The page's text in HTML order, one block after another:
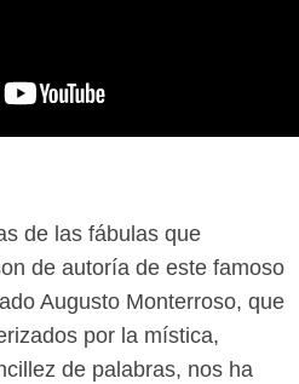
de las fábulas que
de autoría de este famoso
Augusto Monterroso, que
por la mística,
de palabras, nos ha